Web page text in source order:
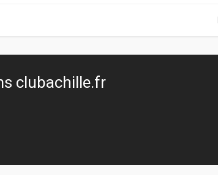
clubachille.fr